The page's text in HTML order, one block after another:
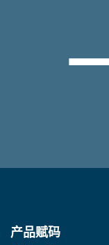
产品赋码